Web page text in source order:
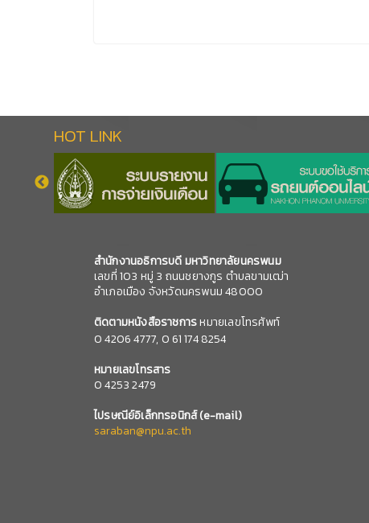
HOT LINK
สำนักงานอธิการบดี มหาวิทยาลัยนครพนม
เลขที่ 103 หมู่ 3 ถนนชยางกูร ตำบลขามเฒ่า
อำเภอเมือง จังหวัดนครพนม 48000
ติดตามหนังสือราชการหมายเลขโทรศัพท์
04206 4777, 0 61 174 8254
หมายเลขโทรสาร
0 4253 2479
ไปรษณีย์อิเล็กทรอนิกส์(e-mail)
saraban@npu.ac.th